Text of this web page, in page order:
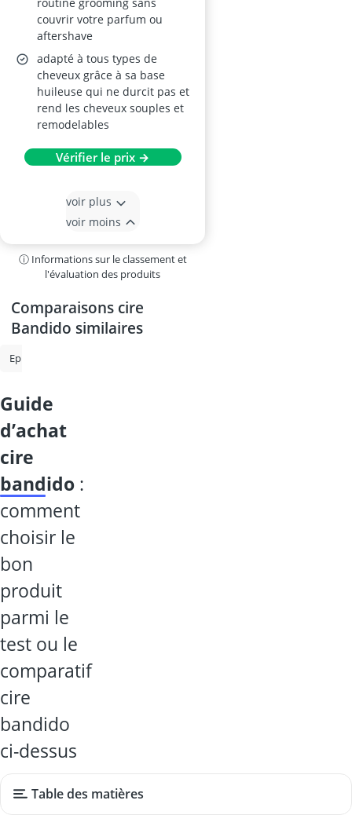
couvrir votre parfum ou
aftershave
adapté à tous types de
cheveux grâce à sa base
huileuse qui ne durcit pas et
rend les cheveux souples et
remodelables
Vérifier le prix →
voir plus
voir moins
ⓘ Informations sur le classement et
l'évaluation des produits
Comparaisons cire
Bandido similaires
Epilateur lumière pulsée
guide
d’achat
cire
bandido :
comment
choisir le
bon
produit
parmi le
test ou le
comparatif
cire
bandido
ci-dessus
Table des matières